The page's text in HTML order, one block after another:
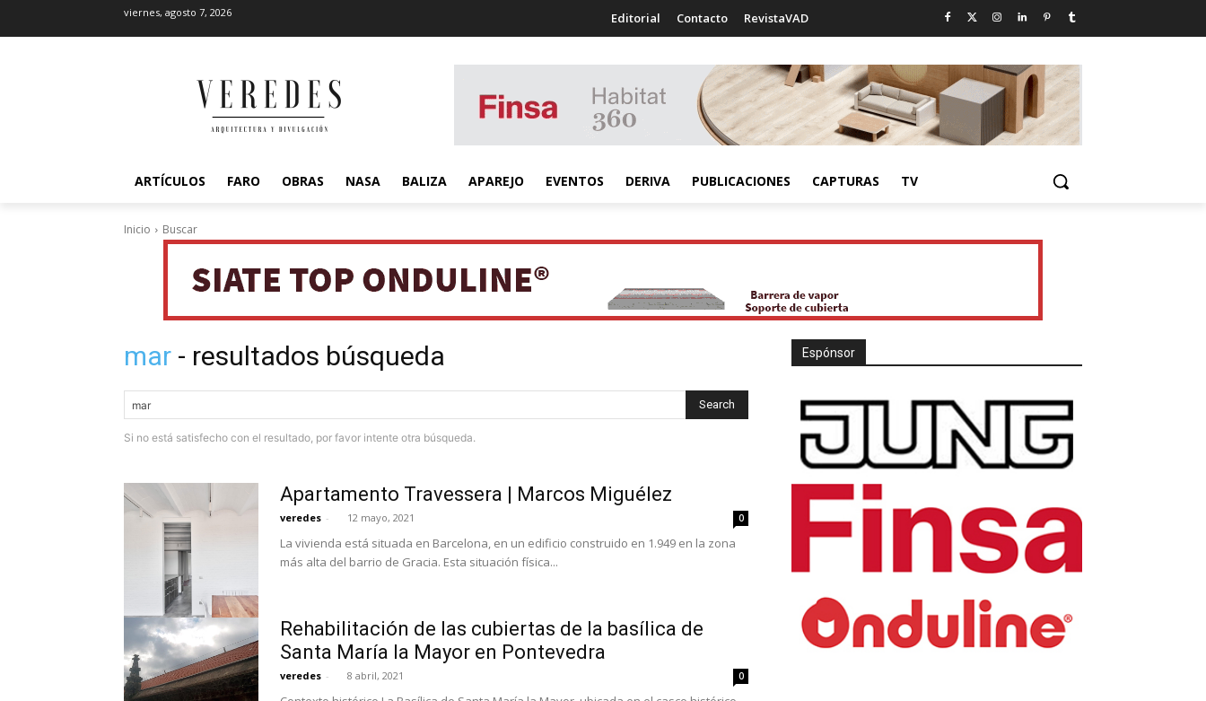
viernes, agosto 7, 2026 Editorial Contacto RevistaVAD
ARTÍCULOS FARO OBRAS NASA BALIZA APAREJO EVENTOS DERIVA PUBLICACIONES CAPTURAS TV
Inicio Buscar
mar - resultados búsqueda
Search
Si no está satisfecho con el resultado, por favor intente otra búsqueda.
Apartamento Travessera | Marcos Miguélez
veredes - 12 mayo, 2021 0
La vivienda está situada en Barcelona, en un edificio construido en 1.949 en la zona
más alta del barrio de Gracia. Esta situación física...
Rehabilitación de las cubiertas de la basílica de
Santa María la Mayor en Pontevedra
veredes - 8 abril, 2021 0
Espónsor